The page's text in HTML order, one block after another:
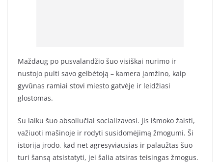
Maždaug po pusvalandžio šuo visiškai nurimo ir
nustojo pulti savo gelbėtoją – kamera įamžino, kaip
gyvūnas ramiai stovi miesto gatvėje ir leidžiasi
glostomas.
Su laiku šuo absoliučiai socializavosi. Jis išmoko žaisti,
važiuoti mašinoje ir rodyti susidomėjimą žmogumi. Ši
istorija įrodo, kad net agresyviausias ir palaužtas šuo
turi šansą atsistatyti, jei šalia atsiras teisingas žmogus.